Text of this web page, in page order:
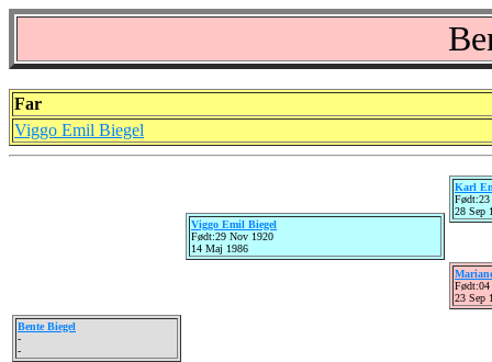
Far
Viggo Emil Biegel
Bente Biegel
-
-
Viggo Emil Biegel
Født:29 Nov 1920
14 Maj 1986
Karl
Født:23
28 Sep
Født:04
23 Sep